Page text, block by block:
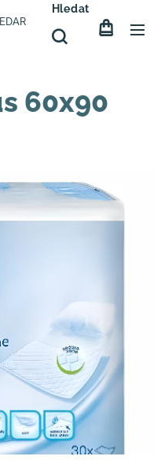
Hledat
60x90